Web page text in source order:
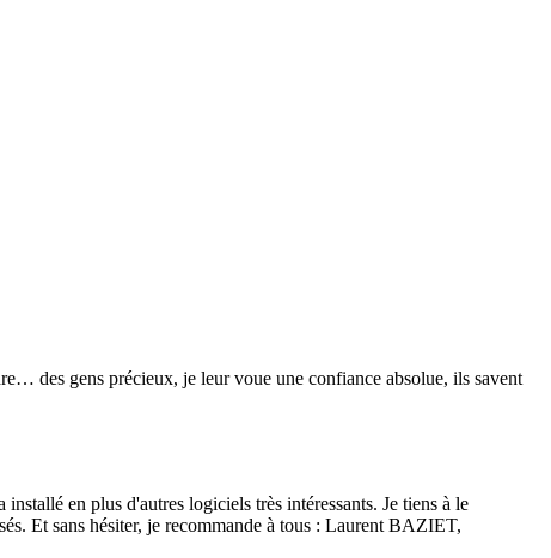
des gens précieux, je leur voue une confiance absolue, ils savent
en plus d'autres logiciels très intéressants. Je tiens à le
Et sans hésiter, je recommande à tous : Laurent BAZIET,